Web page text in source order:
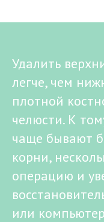
Удалить
легче, чем
плотной
челюсти. К
чаще бывают
корни,
операцию и
или